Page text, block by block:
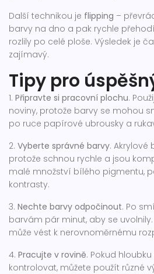
Další technikou je flipping –
barvy na dno a pak rychle
rozlily po celé ploše. Výsledek je
zajímavý.
Tipy pro
1. Připravte si pracovní plochu.
noviny, protože barvy se mohou
po ruce papírové ubrousky a
2. Vyberte správné barvy. Akrylové
protože schnou rychle a jsou
malé množství bílého pigmentu,
kontrasty.
3. Nechte barvy odpočinout. Po
barvám pár minut, aby se
může vést k nerovnoměrnému
4. Pracujte v rovině. Pokud
kontrolovat, můžete použít různé